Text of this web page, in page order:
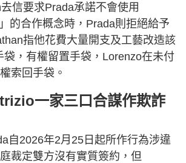
信要求Prada承諾不會使用
的合作概念時，Prada則拒絕給予
指他花費大量開支及工藝改造該
袋，有權留置手袋，Lorenzo在未付
索回手袋。
一家三口合謀作欺詐
自2026年2月25日起所作行為涉違
裁定雙方沒有實質簽約，但